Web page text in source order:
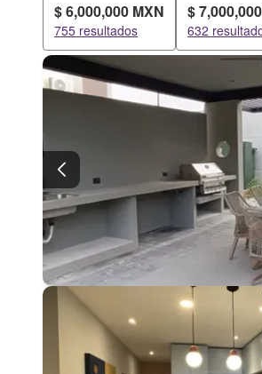
$ 6,000,000 MXN
755 resultados
$
632